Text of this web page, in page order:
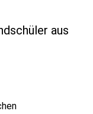
aus